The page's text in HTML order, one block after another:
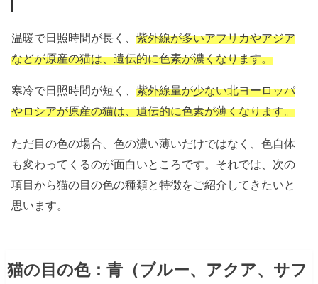
温暖で日照時間が長く、紫外線が多いアフリカやアジア
などが原産の猫は、遺伝的に色素が濃くなります。
寒冷で日照時間が短く、紫外線量が少ない北ヨーロッパ
やロシアが原産の猫は、遺伝的に色素が薄くなります。
ただ目の色の場合、色の濃い薄いだけではなく、色自体
も変わってくるのが面白いところです。それでは、次の
項目から猫の目の色の種類と特徴をご紹介してきたいと
思います。
猫の目の色：青（ブルー、アクア、サフ